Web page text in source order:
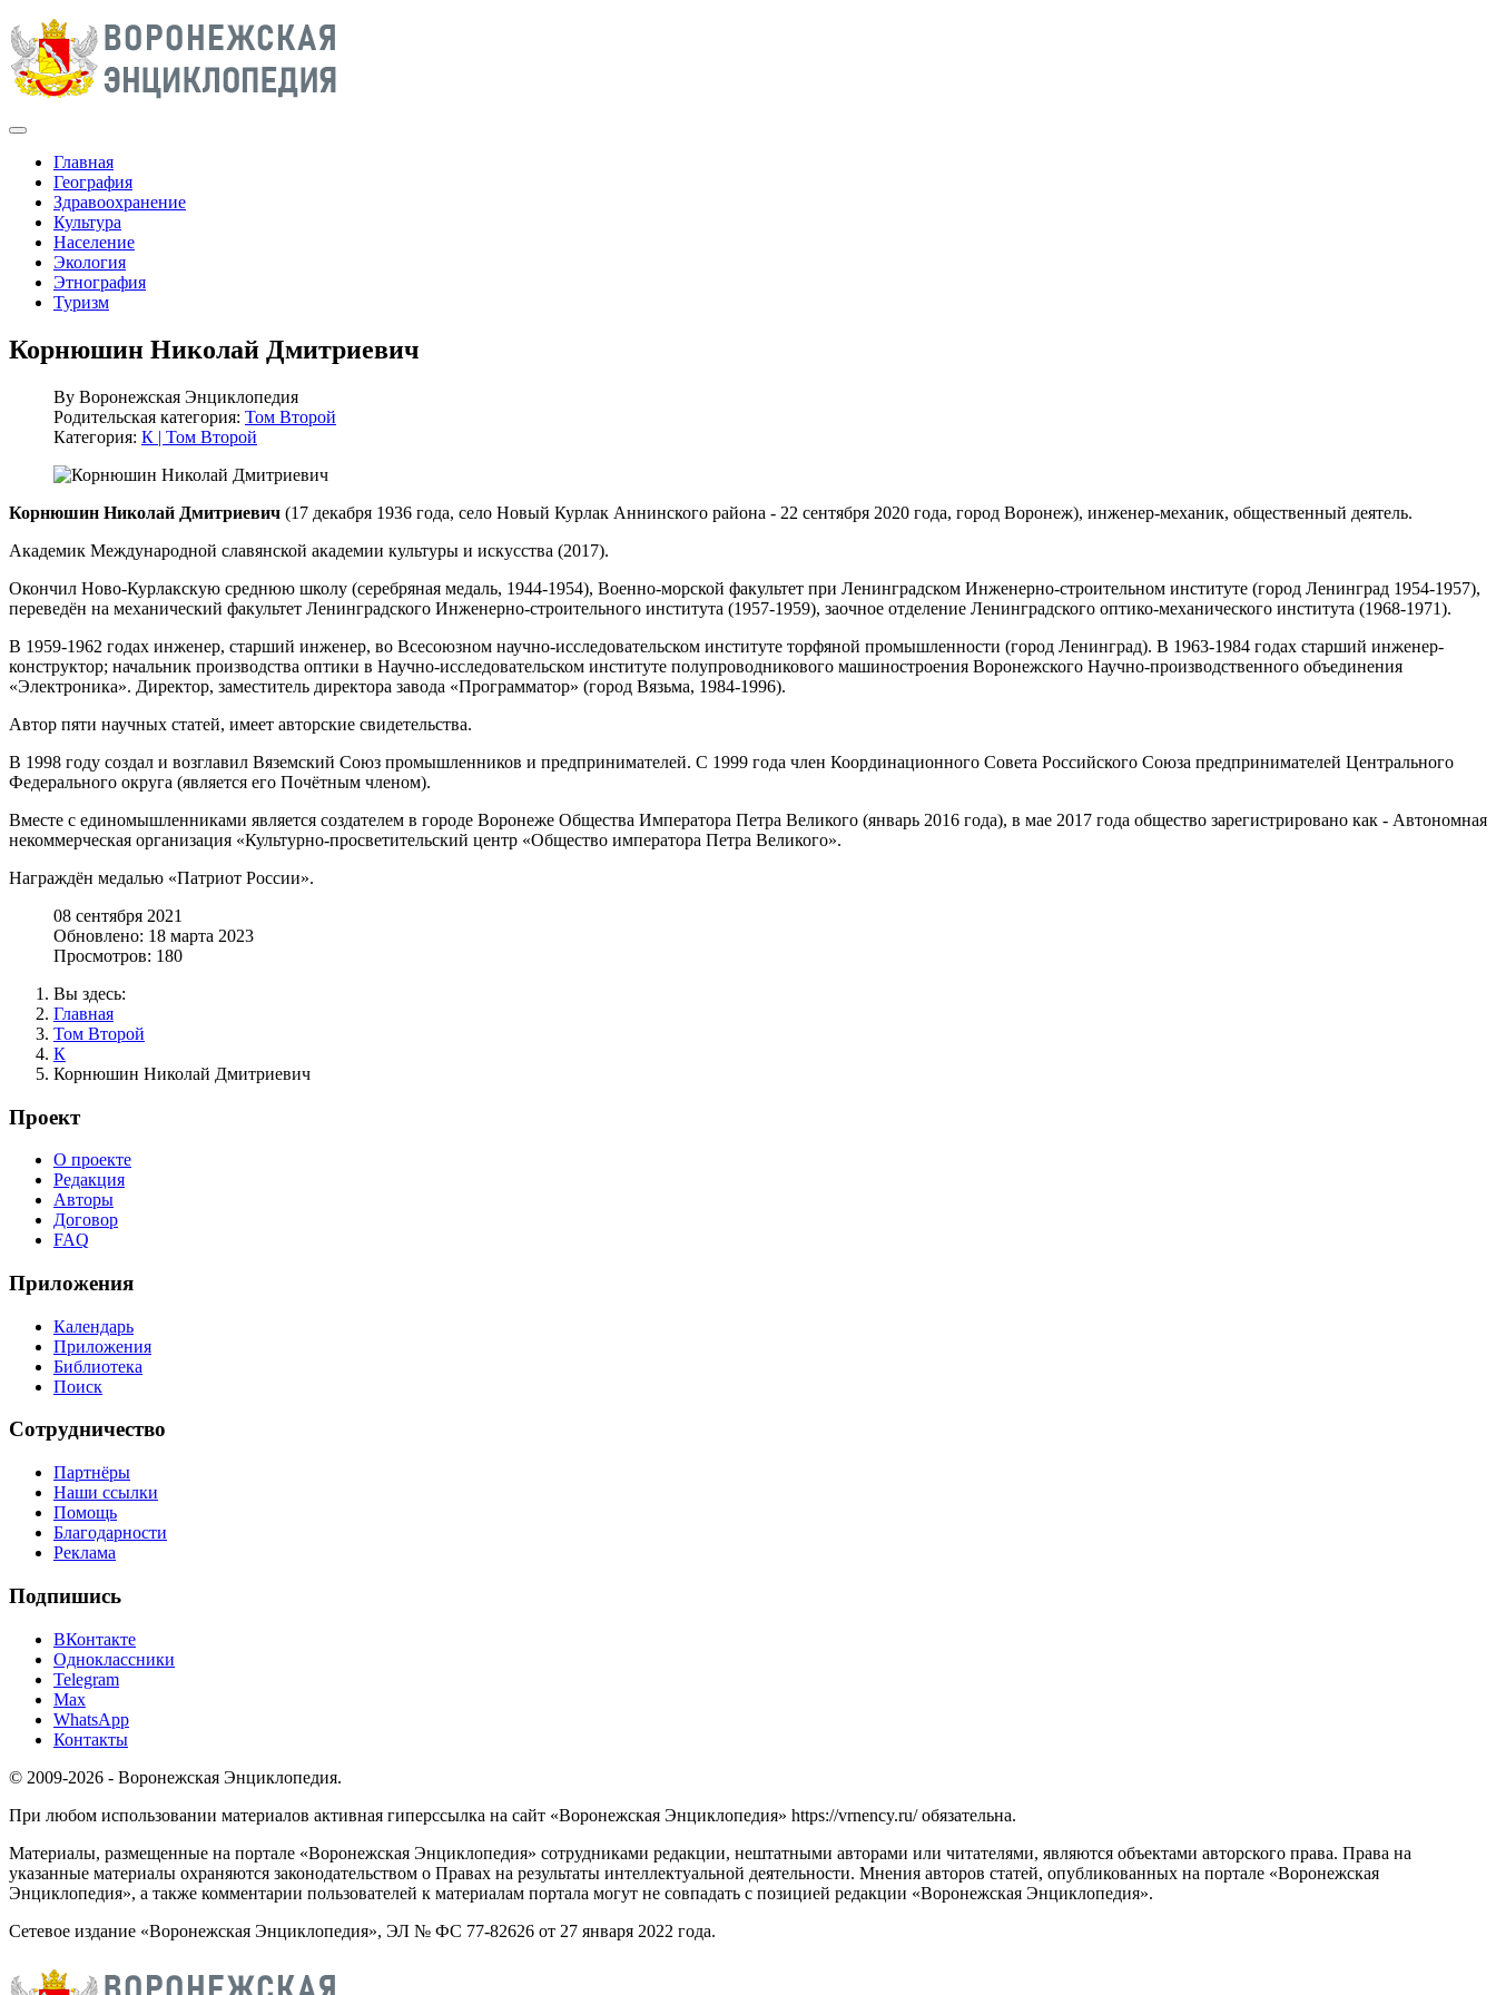
Главная
География
Здравоохранение
Культура
Население
Экология
Этнография
Туризм
Корнюшин Николай Дмитриевич
By Воронежская Энциклопедия
Родительская категория: Том Второй
Категория: К | Том Второй
Корнюшин Николай Дмитриевич (17 декабря 1936 года, село Новый Курлак Аннинского района - 22 сентября 2020 года, город Воронеж), инженер-механик, общественный деятель.
Академик Международной славянской академии культуры и искусства (2017).
Окончил Ново-Курлакскую среднюю школу (серебряная медаль, 1944-1954), Военно-морской факультет при Ленинградском Инженерно-строительном институте (город Ленинград 1954-1957),
переведён на механический факультет Ленинградского Инженерно-строительного института (1957-1959), заочное отделение Ленинградского оптико-механического института (1968-1971).
В 1959-1962 годах инженер, старший инженер, во Всесоюзном научно-исследовательском институте торфяной промышленности (город Ленинград). В 1963-1984 годах старший инженер-
конструктор; начальник производства оптики в Научно-исследовательском институте полупроводникового машиностроения Воронежского Научно-производственного объединения
«Электроника». Директор, заместитель директора завода «Программатор» (город Вязьма, 1984-1996).
Автор пяти научных статей, имеет авторские свидетельства.
В 1998 году создал и возглавил Вяземский Союз промышленников и предпринимателей. С 1999 года член Координационного Совета Российского Союза предпринимателей Центрального
Федерального округа (является его Почётным членом).
Вместе с единомышленниками является создателем в городе Воронеже Общества Императора Петра Великого (январь 2016 года), в мае 2017 года общество зарегистрировано как - Автономная
некоммерческая организация «Культурно-просветительский центр «Общество императора Петра Великого».
Награждён медалью «Патриот России».
08 сентября 2021
Обновлено: 18 марта 2023
Просмотров: 180
Вы здесь:
Главная
Том Второй
К
Корнюшин Николай Дмитриевич
Проект
О проекте
Редакция
Авторы
Договор
FAQ
Приложения
Календарь
Приложения
Библиотека
Поиск
Сотрудничество
Партнёры
Наши ссылки
Помощь
Благодарности
Реклама
Подпишись
ВКонтакте
Одноклассники
Telegram
Max
WhatsApp
Контакты
© 2009-2026 - Воронежская Энциклопедия.
При любом использовании материалов активная гиперссылка на сайт «Воронежская Энциклопедия» https://vrnency.ru/ обязательна.
Материалы, размещенные на портале «Воронежская Энциклопедия» сотрудниками редакции, нештатными авторами или читателями, являются объектами авторского права. Права на
указанные материалы охраняются законодательством о Правах на результаты интеллектуальной деятельности. Мнения авторов статей, опубликованных на портале «Воронежская
Энциклопедия», а также комментарии пользователей к материалам портала могут не совпадать с позицией редакции «Воронежская Энциклопедия».
Сетевое издание «Воронежская Энциклопедия», ЭЛ № ФС 77-82626 от 27 января 2022 года.